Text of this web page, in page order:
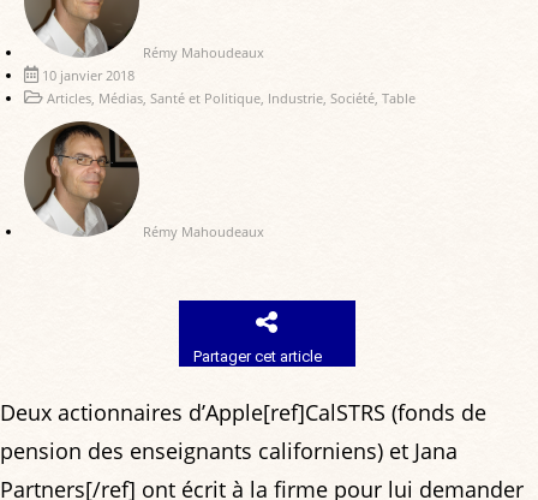
Rémy Mahoudeaux
10 janvier 2018
Articles, Médias, Santé et Politique, Industrie, Société, Table
Rémy Mahoudeaux
Partager cet article
Deux actionnaires d’Apple[ref]CalSTRS (fonds de
pension des enseignants californiens) et Jana
Partners[/ref] ont écrit à la firme pour lui demander